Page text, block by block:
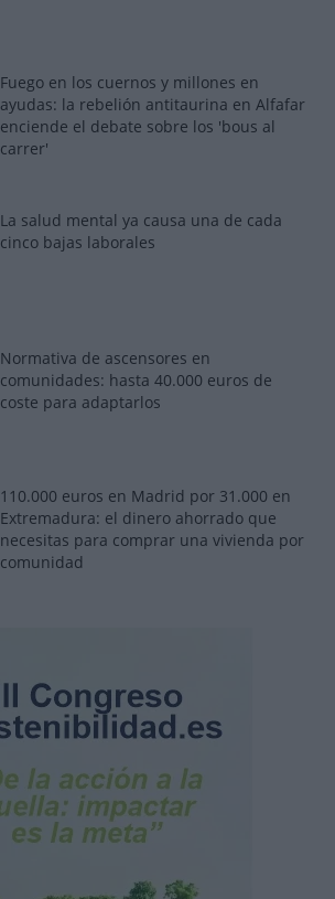
Fuego en los cuernos y millones en
ayudas: la rebelión antitaurina en Alfafar
enciende el debate sobre los 'bous al
carrer'
La salud mental ya causa una de cada
cinco bajas laborales
Normativa de ascensores en
comunidades: hasta 40.000 euros de
coste para adaptarlos
110.000 euros en Madrid por 31.000 en
Extremadura: el dinero ahorrado que
necesitas para comprar una vivienda por
comunidad